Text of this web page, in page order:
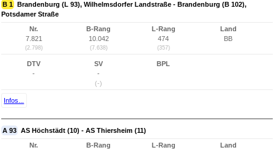
B 1 Brandenburg (L 93), Wilhelmsdorfer Landstraße - Brandenburg (B 102),
Potsdamer Straße
Nr.
7.821
(2.798)
B-Rang
10.042
(7.638)
L-Rang
474
(357)
Land
BB
DTV
-
SV
-
(-)
BPL
Infos...
A 93 AS Höchstädt (10) - AS Thiersheim (11)
Nr.
B-Rang
L-Rang
Land